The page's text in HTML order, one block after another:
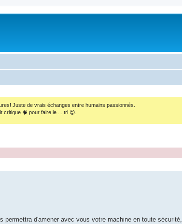
Juste de vrais échanges entre humains passionnés.
critique 🧠 pour faire le ... tri 😉.
d'amener avec vous votre machine en toute sécurité,